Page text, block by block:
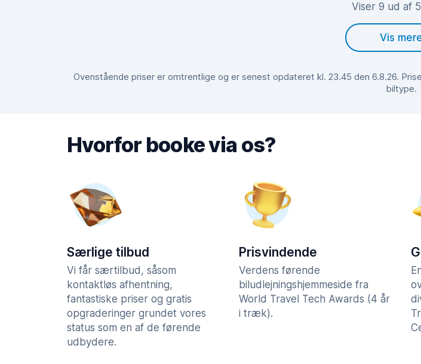
Viser 9 ud af
Vis
Ovenstående priser er omtrentlige og er senest opdateret kl. 23.45 den 6.8.26.
biltype.
Hvorfor booke via os?
Særlige tilbud
Vi får særtilbud, såsom
kontaktløs afhentning,
fantastiske priser og gratis
opgraderinger grundet vores
status som en af de førende
udbydere.
Prisvindende
Verdens førende
biludlejningshjemmeside fra
World Travel Tech Awards (4 år
i træk).